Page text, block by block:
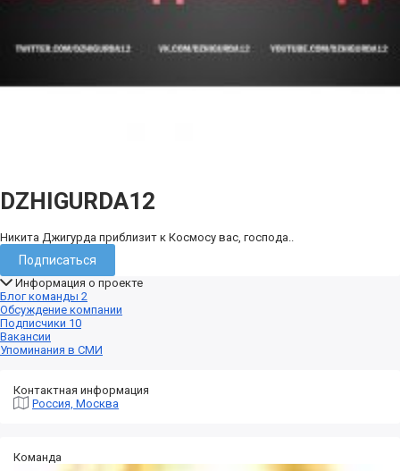
DZHIGURDA12
Никита Джигурда приблизит к Космосу вас, господа..
Подписаться
Информация о проекте
Блог команды 2
Обсуждение компании
Подписчики 10
Вакансии
Упоминания в СМИ
Контактная информация
Россия, Москва
Команда